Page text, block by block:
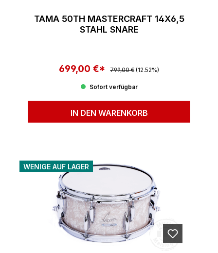
TAMA 50TH MASTERCRAFT 14X6,5
STAHL SNARE
Verkaufspreis:
699,00 €* Regulärer Preis:
799,00 € (12.52%)
Sofort verfügbar
IN DEN WARENKORB
WENIGE AUF LAGER